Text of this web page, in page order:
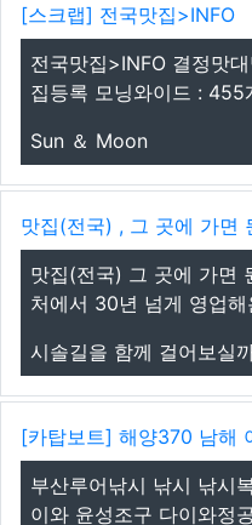
[스크랩] 전국맛집>INFO
전국맛집>INFO 결정맛
집등록 모닝와이드 :
Sun ＆ Moon
맛집(전국) , 그 곳에 가면
맛집(전국) 그 곳에 가면
처에서 30년 넘게 영업
시솔길을 함께 걸어보실
[카탑보트] 해양370 남해
부산루어낚시 낚시 낚시
이와 윤성조구 다이와정